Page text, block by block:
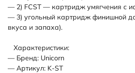
— 2) FCST — картридж умягчения с
— 3) угольный картридж финишной
вкуса и запаха).
Характеристики:
— Бренд: Unicorn
— Артикул: K-ST